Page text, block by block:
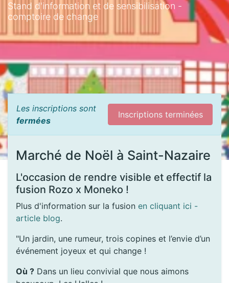
Stand d'information et de sensibilisation -
comptoire de change
Les inscriptions sont
fermées
Inscriptions terminées
Marché de Noël à Saint-Nazaire
L'occasion de rendre visible et effectif la
fusion Rozo x Moneko !
Plus d'information sur la fusion en cliquant ici -
article blog.
"Un jardin, une rumeur, trois copines et l’envie d’un
événement joyeux et qui change !
Où ? Dans un lieu convivial que nous aimons